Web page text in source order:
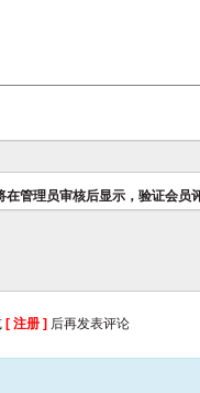
管理员审核后显示，验证会员
[ 注册 ] 后再发表评论